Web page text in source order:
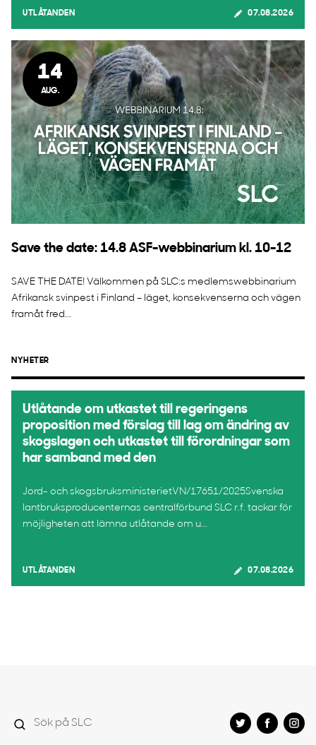
UTLÅTANDEN 07.08.2026
14
AUG.
Save the date: 14.8 ASF-webbinarium kl. 10-12
SAVE THE DATE! Välkommen på SLC:s medlemswebbinarium
Afrikansk svinpest i Finland – läget, konsekvenserna och vägen
framåt fred...
NYHETER
Utlåtande om utkastet till regeringens
proposition med förslag till lag om ändring av
skogslagen och utkastet till förordningar som
har samband med den
Jord- och skogsbruksministerietVN/17651/2025Svenska
lantbruksproducenternas centralförbund SLC r.f. tackar för
möjligheten att lämna utlåtande om u...
UTLÅTANDEN 07.08.2026